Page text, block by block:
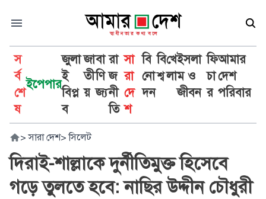
স
র্ব
শে
ষ
ইপেপার
জুলা
ই
বিপ্ল
ব
জা
তী
য়
বা
ণি
জ্য
রা
জ
নী
তি
সা
রা
দে
শ
বি
নো
দন
বি
শ্ব
খে
লা
ইসলা
ম ও
জীবন
ফি
চা
র
আমার
দেশ
পরিবার
> সারা দেশ> সিলেট
দিরাই-শাল্লাকে দুর্নীতিমুক্ত হিসেবে
গড়ে তুলতে হবে: নাছির উদ্দীন চৌধুরী